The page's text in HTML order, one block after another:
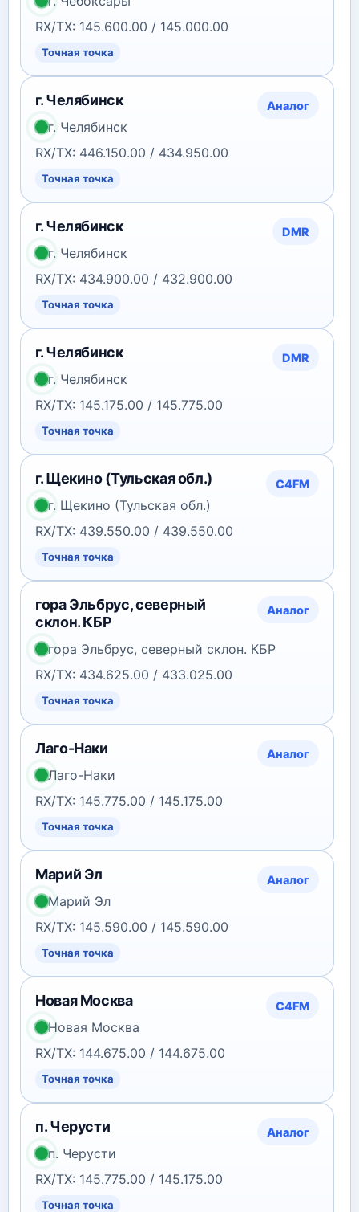
RX/TX: 145.600.00 / 145.000.00
Точная точка
г. Челябинск Аналог
г. Челябинск
RX/TX: 446.150.00 / 434.950.00
Точная точка
г. Челябинск DMR
г. Челябинск
RX/TX: 434.900.00 / 432.900.00
Точная точка
г. Челябинск DMR
г. Челябинск
RX/TX: 145.175.00 / 145.775.00
Точная точка
г. Щекино (Тульская обл.) C4FM
г. Щекино (Тульская обл.)
RX/TX: 439.550.00 / 439.550.00
Точная точка
гора Эльбрус, северный
склон. КБР
Аналог
гора Эльбрус, северный склон. КБР
RX/TX: 434.625.00 / 433.025.00
Точная точка
Лаго-Наки Аналог
Лаго-Наки
RX/TX: 145.775.00 / 145.175.00
Точная точка
Марий Эл Аналог
Марий Эл
RX/TX: 145.590.00 / 145.590.00
Точная точка
Новая Москва C4FM
Новая Москва
RX/TX: 144.675.00 / 144.675.00
Точная точка
п. Черусти Аналог
п. Черусти
RX/TX: 145.775.00 / 145.175.00
Точная точка